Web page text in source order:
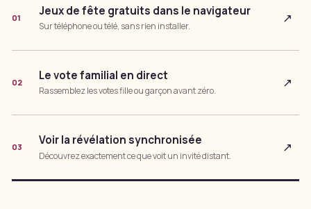
01 Jeux de fête gratuits dans le navigateur
Sur téléphone ou télé, sans rien installer.
↗
02 Le vote familial en direct
Rassemblez les votes fille ou garçon avant zéro.
↗
03 Voir la révélation synchronisée
Découvrez exactement ce que voit un invité distant.
↗